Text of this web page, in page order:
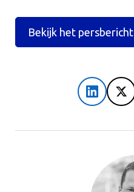
Bekijk het persbericht
LinkedIn
X